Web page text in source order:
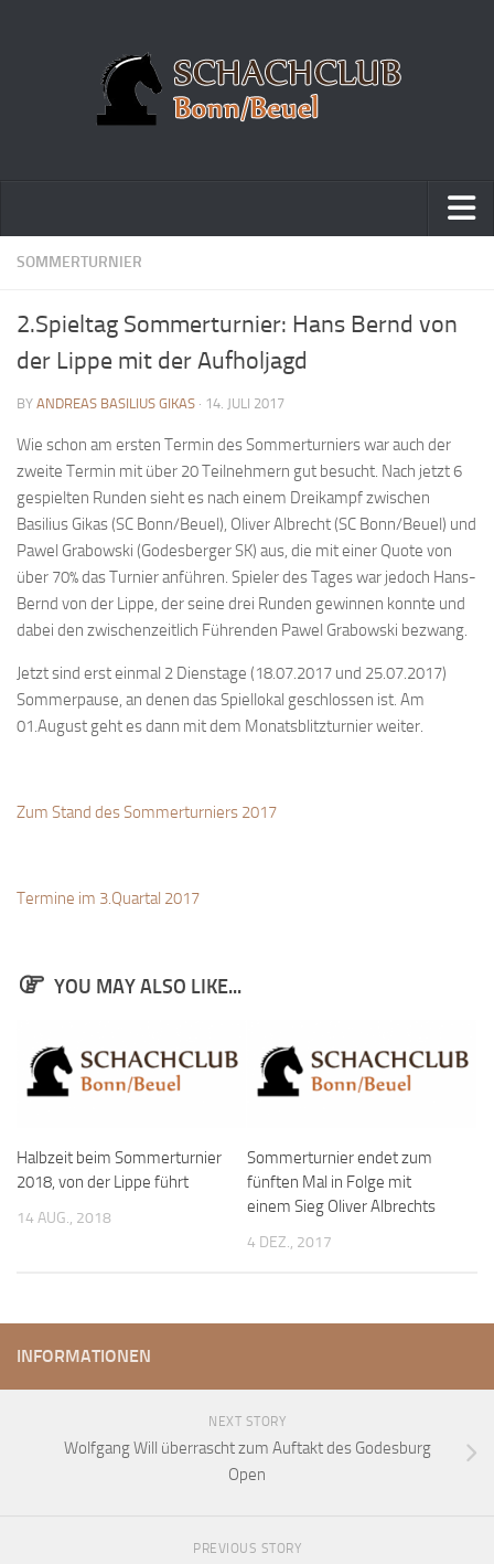
Home
Vereinsmeisterschaft
Vereinspokalturnier
Vereinsschnellschachmeisterschaft
Blitzturnierserie
Schnellturnierserie
Bayernpokal
Sommerturnier
Bonner Schnellschachturniere
Mannschaften
1. Mannschaft
2. Mannschaft
3. Mannschaft
Jugendschach
1.Online Schachturnierserie
Verein
Vorstand
Mitglieder
Satzung
Datenschutzordnung
Links
SOMMERTURNIER
2.Spieltag Sommerturnier: Hans Bernd von
der Lippe mit der Aufholjagd
BY ANDREAS BASILIUS GIKAS · 14. JULI 2017
Wie schon am ersten Termin des Sommerturniers war auch der
zweite Termin mit über 20 Teilnehmern gut besucht. Nach jetzt 6
gespielten Runden sieht es nach einem Dreikampf zwischen
Basilius Gikas (SC Bonn/Beuel), Oliver Albrecht (SC Bonn/Beuel) und
Pawel Grabowski (Godesberger SK) aus, die mit einer Quote von
über 70% das Turnier anführen. Spieler des Tages war jedoch Hans-
Bernd von der Lippe, der seine drei Runden gewinnen konnte und
dabei den zwischenzeitlich Führenden Pawel Grabowski bezwang.
Jetzt sind erst einmal 2 Dienstage (18.07.2017 und 25.07.2017)
Sommerpause, an denen das Spiellokal geschlossen ist. Am
01.August geht es dann mit dem Monatsblitzturnier weiter.
Zum Stand des Sommerturniers 2017
Termine im 3.Quartal 2017
YOU MAY ALSO LIKE...
Halbzeit beim Sommerturnier
2018, von der Lippe führt
14 AUG., 2018
Sommerturnier endet zum
fünften Mal in Folge mit
einem Sieg Oliver Albrechts
4 DEZ., 2017
INFORMATIONEN
NEXT STORY
Wolfgang Will überrascht zum Auftakt des Godesburg
Open
PREVIOUS STORY